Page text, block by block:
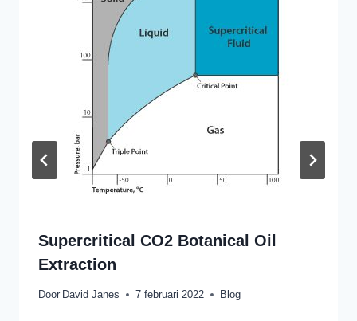
Supercritical CO2 Botanical Oil
Extraction
Door David Janes 7 februari 2022 Blog